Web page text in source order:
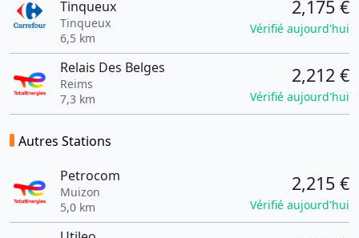
Tinqueux
Tinqueux
6,5 km
2,175 €
Vérifié aujourd'hui
Relais Des Belges
Reims
7,3 km
2,212 €
Vérifié aujourd'hui
Autres Stations
Petrocom
Muizon
5,0 km
2,215 €
Vérifié aujourd'hui